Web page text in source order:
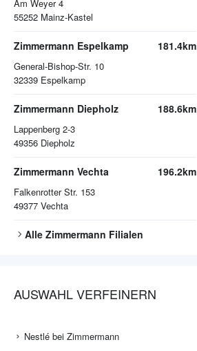
Am Weyer 4
55252 Mainz-Kastel
Zimmermann Espelkamp
General-Bishop-Str. 10
32339 Espelkamp
181.4km
Zimmermann Diepholz
Lappenberg 2-3
49356 Diepholz
188.6km
Zimmermann Vechta
Falkenrotter Str. 153
49377 Vechta
196.2km
Alle Zimmermann Filialen
AUSWAHL VERFEINERN
Nestlé bei Zimmermann